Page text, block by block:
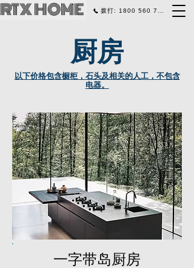
RTX HOME
厨房
​以下价格包含橱柜，石头及相关的人工，不包含
电器。
一字带岛厨房